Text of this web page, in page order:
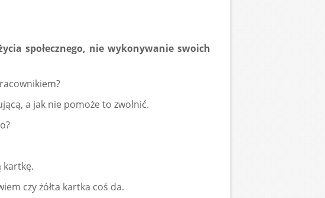
społecznego, nie wykonywanie swoich
a jak nie pomoże to zwolnić.
kartkę.
czy żółta kartka coś da.